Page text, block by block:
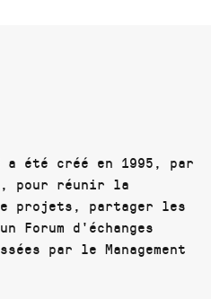
a été créé en 1995, par
pour réunir la
de projets, partager les
Forum d'échanges
par le Management